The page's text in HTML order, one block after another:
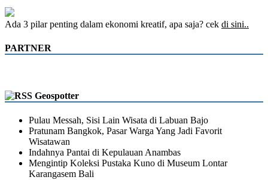
Ada 3 pilar penting dalam ekonomi kreatif, apa saja? cek di sini..
PARTNER
Geospotter
Pulau Messah, Sisi Lain Wisata di Labuan Bajo
Pratunam Bangkok, Pasar Warga Yang Jadi Favorit
Wisatawan
Indahnya Pantai di Kepulauan Anambas
Mengintip Koleksi Pustaka Kuno di Museum Lontar
Karangasem Bali